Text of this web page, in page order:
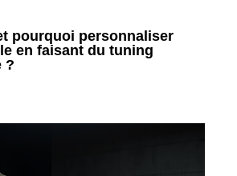
pourquoi personnaliser
en faisant du tuning
?